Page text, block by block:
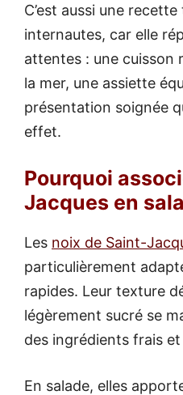
C’est aussi une
internautes, car elle
attentes : une cuisson
la mer, une assiette
présentation soignée
effet.
Pourquoi
Jacques en
Les noix de Saint-
particulièrement
rapides. Leur texture
légèrement sucré se
des ingrédients frais
En salade, elles